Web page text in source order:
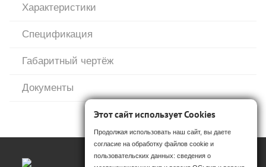
Характеристики
Спецификация
Габаритный чертёж
Документы
Этот сайт использует Cookies
Продолжая использовать наш сайт, вы даете
согласие на обработку файлов cookie и
пользовательских данных: сведения о